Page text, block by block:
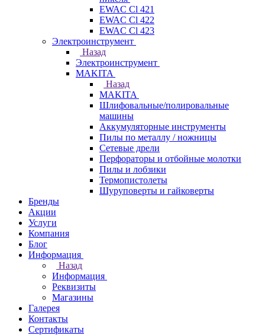
EWAC Cl 421
EWAC Cl 422
EWAC Cl 423
Электроинструмент
Назад
Электроинструмент
МAKITA
Назад
МAKITA
Шлифовальные/полировальные
машины
Аккумуляторные инструменты
Пилы по металлу / ножницы
Сетевые дрели
Перфораторы и отбойные молотки
Пилы и лобзики
Термопистолеты
Шуруповерты и гайковерты
Бренды
Акции
Услуги
Компания
Блог
Информация
Назад
Информация
Реквизиты
Магазины
Галерея
Контакты
Сертификаты